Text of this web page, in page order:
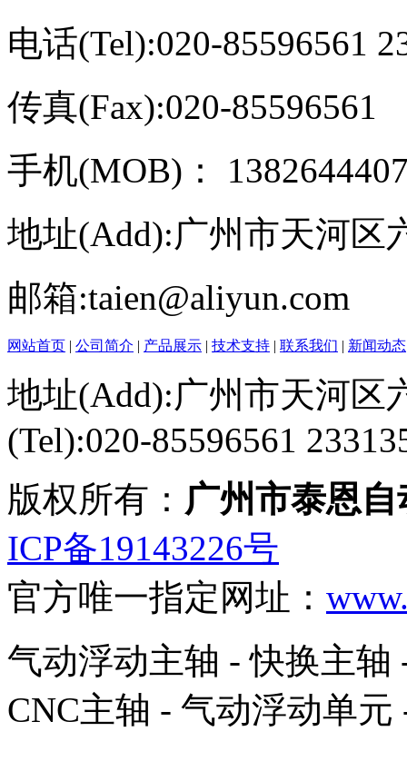
电话(Tel):020-85596561
传真(Fax):020-85596561
手机(MOB)：
地址(Add):广州市天河区
邮箱:taien@aliyun.com
网站首页 | 公司简介 | 产品展示 | 技术支持 | 联系我们 | 新闻动态
地址(Add):广州市天河区
(Tel):020-85596561
版权所有： 广州市泰恩
ICP备19143226号
官方唯一指定网址：
气动浮动主轴 - 快换主
CNC主轴 - 气动浮动单